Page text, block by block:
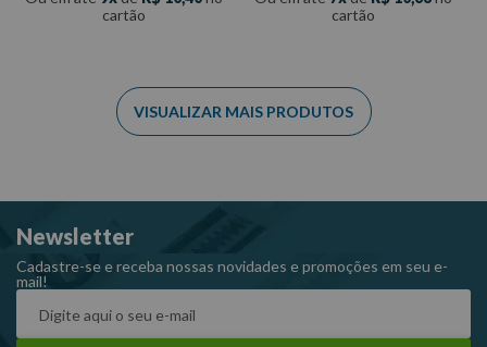
cartão
cartão
Newsletter
Cadastre-se e receba nossas novidades e promoções em seu e-
mail!